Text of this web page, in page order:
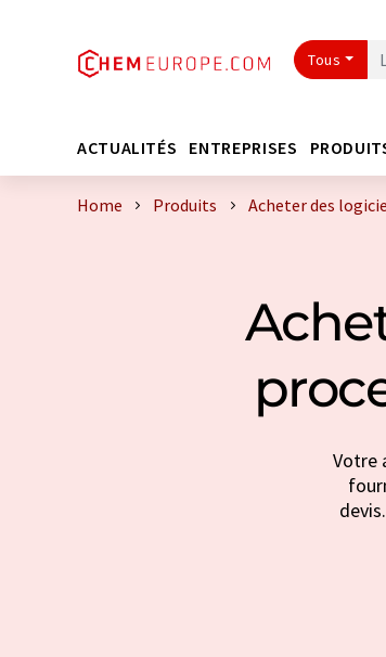
Tous
ACTUALITÉS ENTREPRISES
Home Produits Acheter des
Votre